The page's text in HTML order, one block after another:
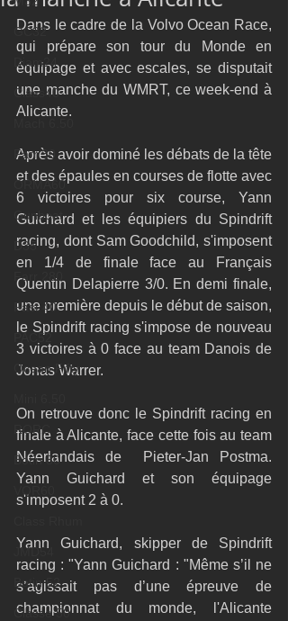
GC32
Diam24
Class40
Farr 30
ORMA60
Gunboat
D35
Farr 280
Fast 40
PAC52
Ocean Fifty
RORC
Botin 80
JMD54
Botin 52
Classe 50
Dans le cadre de la Volvo Ocean Race,
qui prépare son tour du Monde en
équipage et avec escales, se disputait
une manche du WMRT, ce week-end à
Alicante.
Après avoir dominé les débats de la tête
et des épaules en courses de flotte avec
6 victoires pour six course, Yann
Guichard et les équipiers du Spindrift
racing, dont Sam Goodchild, s'imposent
en 1/4 de finale face au Français
Quentin Delapierre 3/0. En demi finale,
une première depuis le début de saison,
le Spindrift racing s'impose de nouveau
3 victoires à 0 face au team Danois de
Jonas Warrer.
On retrouve donc le Spindrift racing en
finale à Alicante, face cette fois au team
Néerlandais de  Pieter-Jan Postma.
Yann Guichard et son équipage
s'imposent 2 à 0.
Yann Guichard, skipper de Spindrift
racing : "Yann Guichard : "Même s’il ne
s’agissait pas d’une épreuve de
championnat du monde, l'Alicante